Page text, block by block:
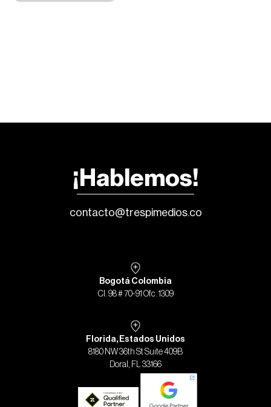
¡Hablemos!
contacto@trespimedios.co
Bogotá Colombia
Cl. 98 # 70-91 Ofc. 1309
Florida, Estados Unidos
8180 NW 36th St Suite 409B
Doral, FL 33166